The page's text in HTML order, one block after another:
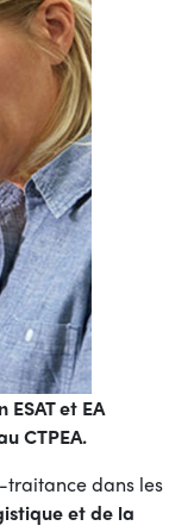
et EA
CTPEA.
traitance dans les
et de la